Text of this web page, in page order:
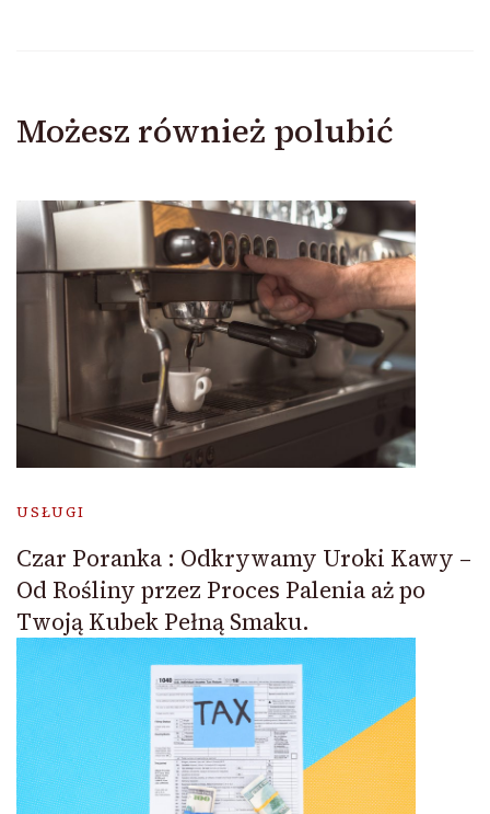
Możesz również polubić
USŁUGI
Czar Poranka : Odkrywamy Uroki Kawy –
Od Rośliny przez Proces Palenia aż po
Twoją Kubek Pełną Smaku.